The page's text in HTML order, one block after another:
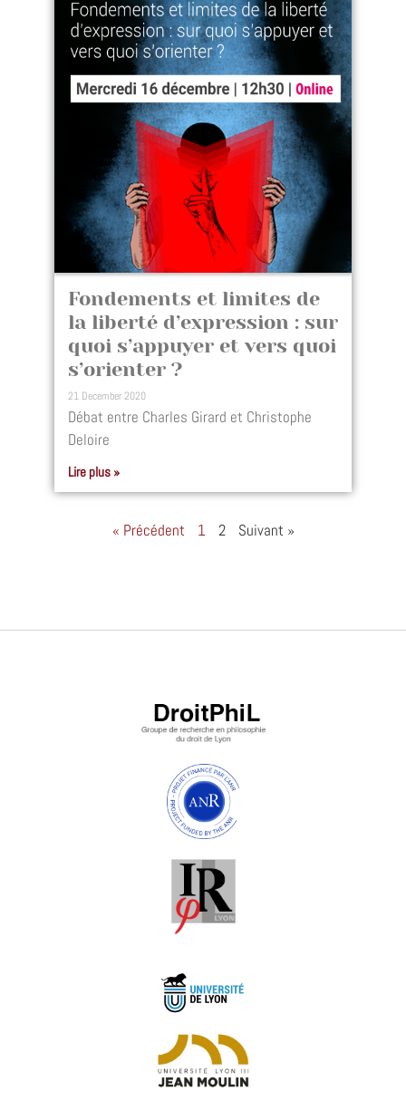
Fondements et limites de
la liberté d’expression : sur
quoi s’appuyer et vers quoi
s’orienter ?
21 December 2020
Débat entre Charles Girard et Christophe
Deloire
Lire plus »
« Précédent 1 2 Suivant »